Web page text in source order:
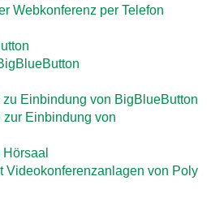
Webkonferenz per Telefon
zu Einbindung von BigBlueButton
zur Einbindung von
Videokonferenzanlagen von Poly